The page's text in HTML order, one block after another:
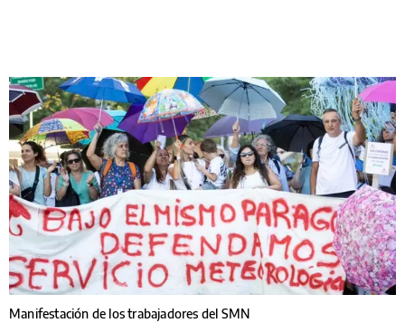
Manifestación de los trabajadores del SMN